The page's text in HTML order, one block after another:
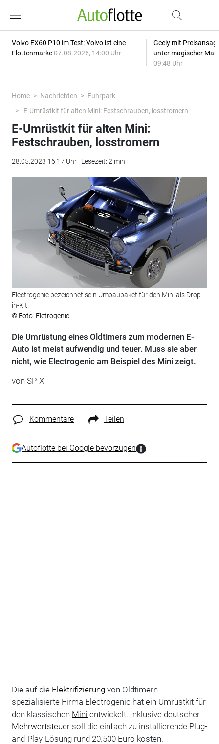
Volvo EX60 P10 im Test: Volvo ist eine
Flottenmarke 07.08.2026, 14:00 Uhr
Geely mit
unter magischer
09:48 Uhr
Home Nachrichten
Fuhrpark
E-Umrüstkit für alten Mini: Festschrauben, losstromern
E-Umrüstkit für alten Mini:
Festschrauben, losstromern
28.05.2023 16:17 Uhr | Lesezeit: 2 min
Electrogenic bezeichnet sein Umbaupaket für den Mini als Drop-
in-Kit.
© Foto: Eletrogenic
Die Umrüstung eines Oldtimers zum modernen E-
Auto ist meist aufwendig und teuer. Muss sie aber
nicht, wie Electrogenic am Beispiel des Mini zeigt.
von SP-X
Kommentare Teilen
Autoflotte bei Google bevorzugen
Die auf die Elektrifizierungvon Oldtimern
spezialisierte Firma Electrogenic hat ein Umrüstkit für
den klassischen Mini entwickelt. Inklusive deutscher
Mehrwertsteuersoll die einfach zu installierende Plug-
and-Play-Lösung rund 20.500 Euro kosten.